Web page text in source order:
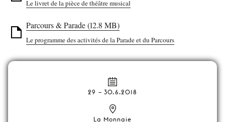
Le livret de la pièce de théâtre musical
Parcours & Parade (12.8 MB)
Le programme des activités de la Parade et du Parcours
29 –30.6.2018
La Monnaie